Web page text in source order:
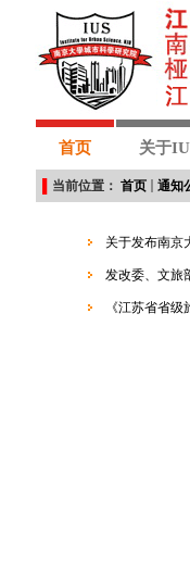
首页 关于
当前位置： 首页 通知
关于发布南京
发改委、文旅
《江苏省省